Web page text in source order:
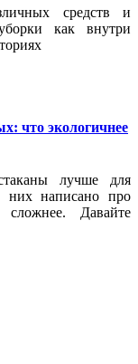
средств и
как внутри
что экологичнее
лучше для
них написано про
Давайте